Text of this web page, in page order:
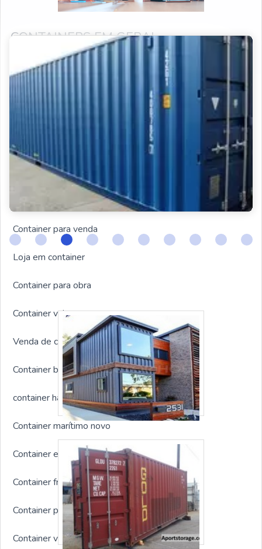
CONTAINERS EM GERAL
PRODUTOS RELACIONADOS
Venda de container
Container escritório
Container refrigerado
Container para venda
Loja em container
Container para obra
Container valor
Venda de container usado
Container banheiro
container habitável
Container marítimo novo
Container escritório com banheiro
Container frigorífico
Container personalizado
Container vestiário